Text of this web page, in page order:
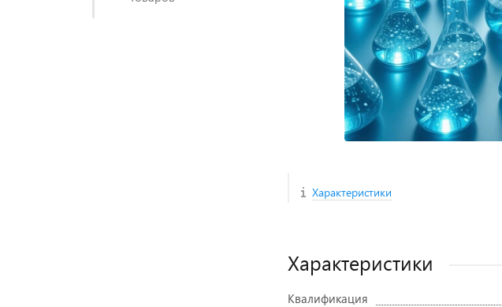
Характеристики
Характеристики
Квалификация